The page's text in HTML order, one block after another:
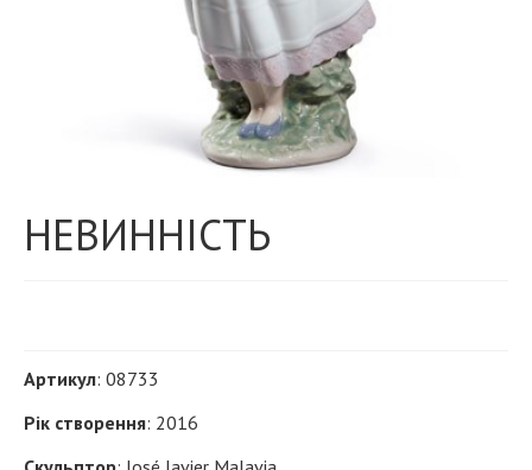
НЕВИННІСТЬ
Артикул: 08733
Рік створення: 2016